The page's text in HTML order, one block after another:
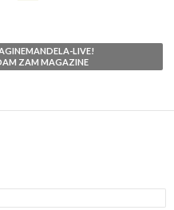
LIVE!
ZAM MAGAZINE